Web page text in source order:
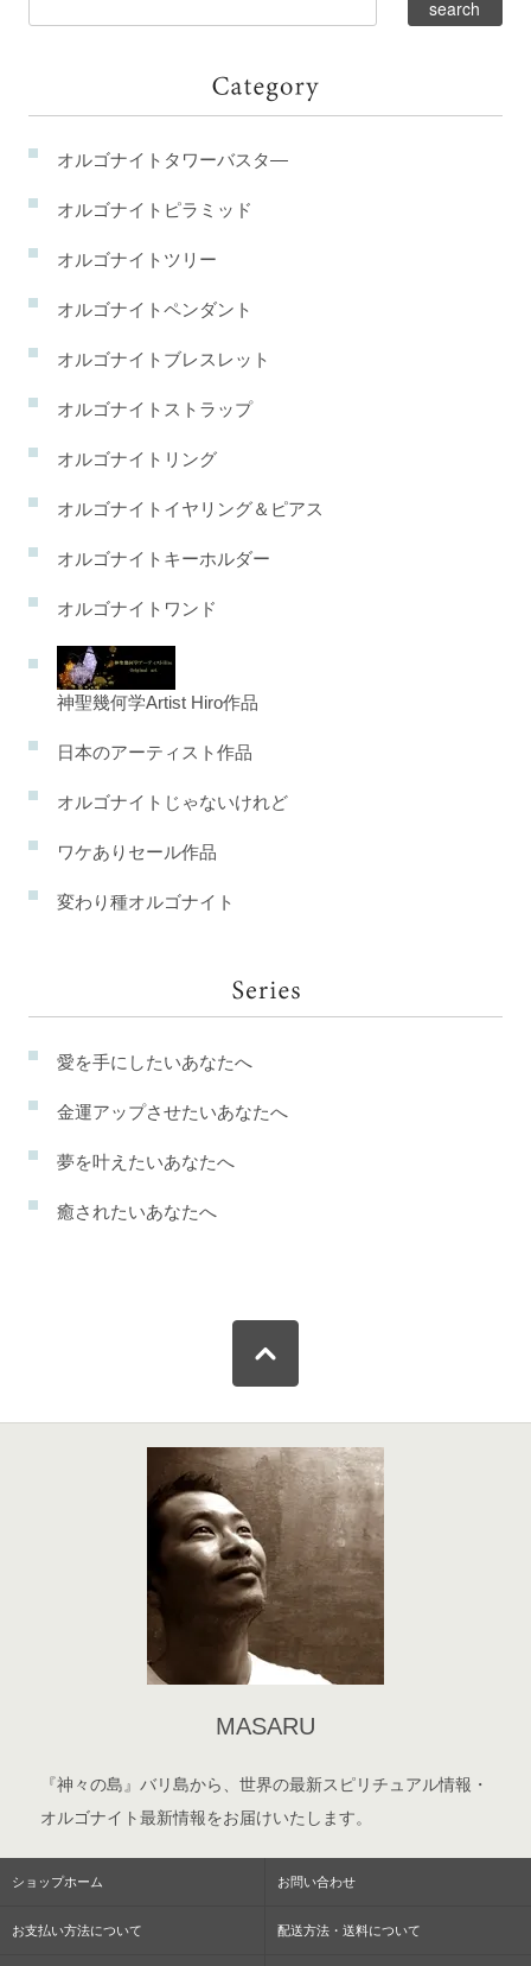
オルゴナイトタワーバスタ―
オルゴナイトピラミッド
オルゴナイトツリー
オルゴナイトペンダント
オルゴナイトブレスレット
オルゴナイトストラップ
オルゴナイトリング
オルゴナイトイヤリング＆ピアス
オルゴナイトキーホルダー
オルゴナイトワンド
神聖幾何学Artist Hiro作品
日本のアーティスト作品
オルゴナイトじゃないけれど
ワケありセール作品
変わり種オルゴナイト
愛を手にしたいあなたへ
金運アップさせたいあなたへ
夢を叶えたいあなたへ
癒されたいあなたへ
MASARU
『神々の島』バリ島から、世界の最新スピリチュアル情報・
オルゴナイト最新情報をお届けいたします。
ショップホーム お問い合わせ
お支払い方法について 配送方法・送料について